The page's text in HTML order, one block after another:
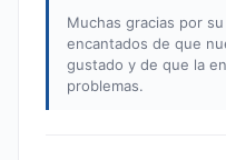
Muchas gracias por
encantados de que
gustado y de que la
problemas.